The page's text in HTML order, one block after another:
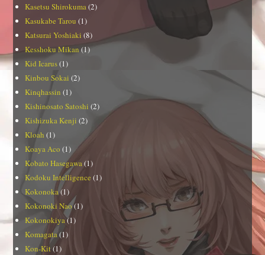
Kasetsu Shirokuma(2)
Kasukabe Tarou (1)
Katsurai Yoshiaki (8)
Kesshoku Mikan(1)
Kid Icarus(1)
Kinbou Sokai (2)
Kinqhassin (1)
Kishinosato Satoshi (2)
Kishizuka Kenji (2)
Kloah (1)
Koaya Aco (1)
Kobato Hasegawa(1)
Kodoku Intelligence (1)
Kokonoka(1)
Kokonoki Nao(1)
Kokonokiya(1)
Komagata(1)
Kon-Kit(1)